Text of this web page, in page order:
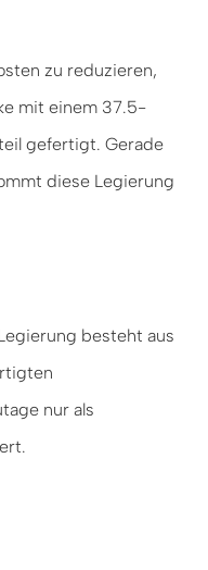
zu reduzieren,
mit einem 37.5-
gefertigt. Gerade
diese Legierung
besteht aus
nur als